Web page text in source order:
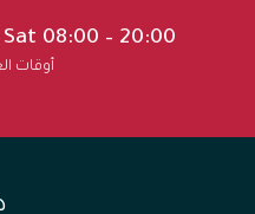
Sat 08:00 – 20:00
أوقات